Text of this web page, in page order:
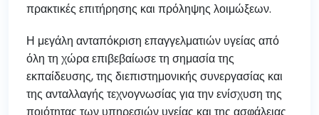
πρακτικές επιτήρησης και πρόληψης λοιμώξεων.
Η μεγάλη ανταπόκριση επαγγελματιών υγείας από
όλη τη χώρα επιβεβαίωσε τη σημασία της
εκπαίδευσης, της διεπιστημονικής συνεργασίας και
της ανταλλαγής τεχνογνωσίας για την ενίσχυση της